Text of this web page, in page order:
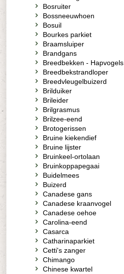
Bosruiter
Bossneeuwhoen
Bosuil
Bourkes parkiet
Braamsluiper
Brandgans
Breedbekken - Hapvogels
Breedbekstrandloper
Breedvleugelbuizerd
Brilduiker
Brileider
Brilgrasmus
Brilzee-eend
Brotogerissen
Bruine kiekendief
Bruine lijster
Bruinkeel-ortolaan
Bruinkoppapegaai
Buidelmees
Buizerd
Canadese gans
Canadese kraanvogel
Canadese oehoe
Carolina-eend
Casarca
Catharinaparkiet
Cetti's zanger
Chimango
Chinese kwartel